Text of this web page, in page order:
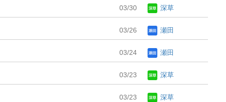
03/30 深草
03/26 瀬田
03/24 瀬田
03/23 深草
03/23 深草